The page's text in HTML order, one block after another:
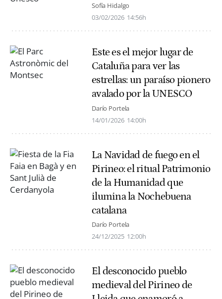
Sofía Hidalgo
03/02/2026 14:56h
Este es el mejor lugar de
Cataluña para ver las
estrellas: un paraíso pionero
avalado por la UNESCO
Darío Portela
14/01/2026 14:00h
La Navidad de fuego en el
Pirineo: el ritual Patrimonio
de la Humanidad que
ilumina la Nochebuena
catalana
Darío Portela
24/12/2025 12:00h
El desconocido pueblo
medieval del Pirineo de